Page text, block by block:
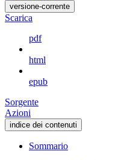
versione-corrente
Scarica
pdf
html
epub
Sorgente
Azioni
indice dei contenuti
Sommario